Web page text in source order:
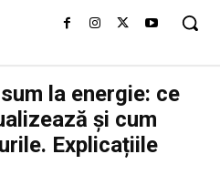
la energie: ce
și cum
Explicațiile